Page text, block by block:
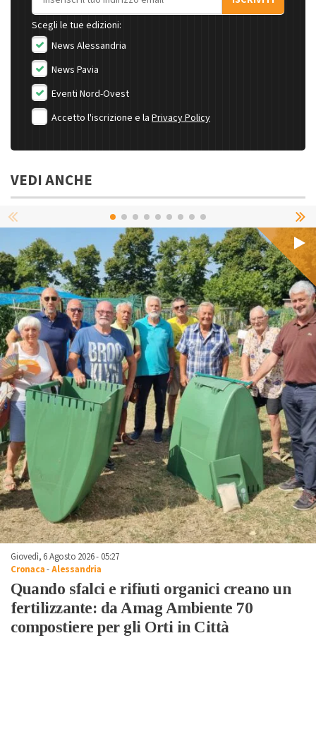
Scegli le tue edizioni:
News Alessandria
News Pavia
Eventi Nord-Ovest
Accetto l'iscrizione e la Privacy Policy
VEDI ANCHE
Giovedì, 6 Agosto 2026 - 05:27
Cronaca-Alessandria
Quando sfalci e rifiuti organici creano un
fertilizzante: da Amag Ambiente 70
compostiere per gli Orti in Città